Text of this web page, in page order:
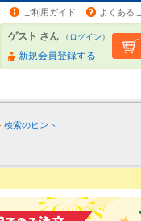
ご利用ガイド よくある
ゲスト さん （ログイン）
新規会員登録する
検索のヒント